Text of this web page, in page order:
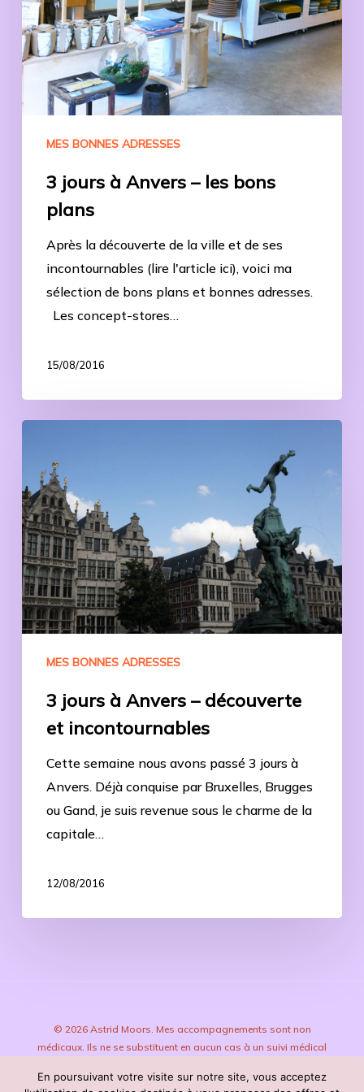
plans
MES BONNES ADRESSES
3 jours à Anvers – les bons
plans
Après la découverte de la ville et de ses
incontournables (lire l'article ici), voici ma
sélection de bons plans et bonnes adresses.
Les concept-stores…
15/08/2016
Anvers
–
découverte
et
incontournables
MES BONNES ADRESSES
3 jours à Anvers – découverte
et incontournables
Cette semaine nous avons passé 3 jours à
Anvers. Déjà conquise par Bruxelles, Brugges
ou Gand, je suis revenue sous le charme de la
capitale…
12/08/2016
© 2026 Astrid Moors. Mes accompagnements sont non
médicaux. Ils ne se substituent en aucun cas à un suivi médical
En poursuivant votre visite sur notre site, vous acceptez